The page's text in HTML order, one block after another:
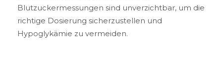
Blutzuckermessungen sind unverzichtbar, um die
richtige Dosierung sicherzustellen und
Hypoglykämie zu vermeiden.